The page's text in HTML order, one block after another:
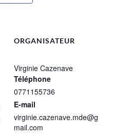
ORGANISATEUR
Virginie Cazenave
Téléphone
0771155736
E-mail
virginie.cazenave.mde@g
mail.com